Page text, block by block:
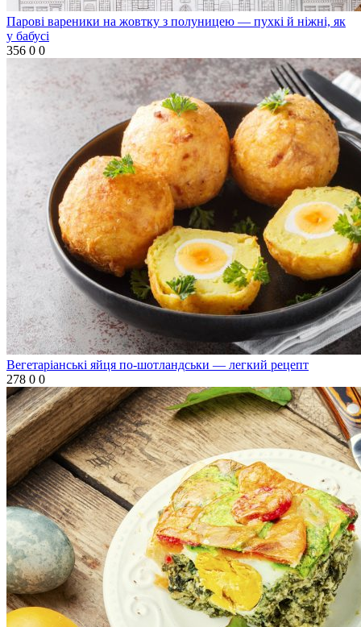
Парові вареники на жовтку з полуницею — пухкі й ніжні, як
у бабусі
356 0 0
Вегетаріанські яйця по-шотландськи — легкий рецепт
278 0 0